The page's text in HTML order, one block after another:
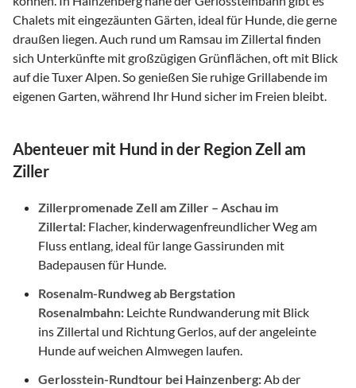
Chalets mit eingezäunten Gärten, ideal für Hunde, die gerne
draußen liegen. Auch rund um Ramsau im Zillertal finden
sich Unterkünfte mit großzügigen Grünflächen, oft mit Blick
auf die Tuxer Alpen. So genießen Sie ruhige Grillabende im
eigenen Garten, während Ihr Hund sicher im Freien bleibt.
Abenteuer mit Hund in der Region Zell am
Ziller
Zillerpromenade Zell am Ziller – Aschau im
Zillertal: Flacher, kinderwagenfreundlicher Weg am
Fluss entlang, ideal für lange Gassirunden mit
Badepausen für Hunde.
Rosenalm-Rundweg ab Bergstation
Rosenalmbahn: Leichte Rundwanderung mit Blick
ins Zillertal und Richtung Gerlos, auf der angeleinte
Hunde auf weichen Almwegen laufen.
Gerlosstein-Rundtour bei Hainzenberg:Ab der